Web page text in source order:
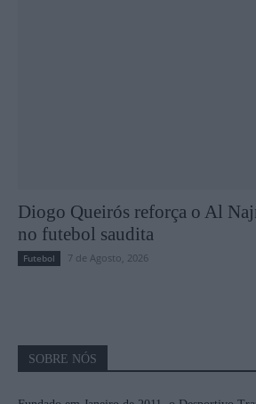
Diogo Queirós reforça o Al
no futebol saudita
Futebol 7 de Agosto, 2026
SOBRE NÓS